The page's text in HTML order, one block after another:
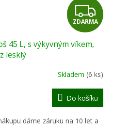
Z
D
R
M
A
ZDARMA
45 L, s výkyvným víkem,
lesklý
Skladem (6 ks)
Do košíku
dáme záruku na 10 let a